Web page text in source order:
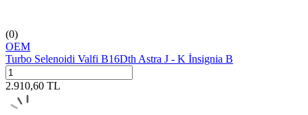
(0)
OEM
Turbo Selenoidi Valfi B16Dth Astra J - K İnsignia B
2.910,60 TL